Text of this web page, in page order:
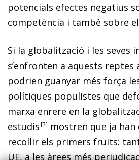
potencials efectes negatius
competència i també sobre
Si la globalització i les seves
s’enfronten a aquests reptes
podrien guanyar més força
polítiques populistes que
marxa enrere en la
estudis 3
mostren que ja han
recollir els primers fruits:
UE, a les àrees més